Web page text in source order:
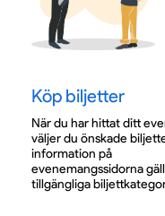
Köp biljetter
När du har hittat ditt
väljer du önskade
information på
evenemangssidorna
tillgängliga